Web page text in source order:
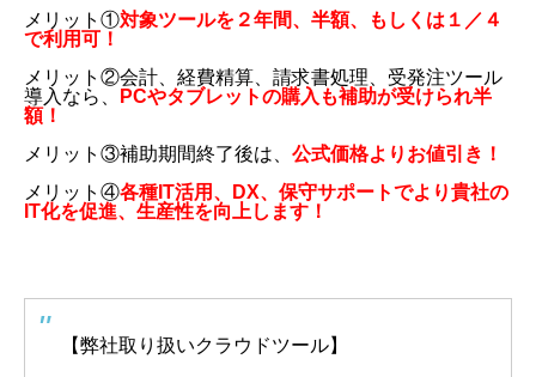
メリット①対象ツールを２年間、半額、もしくは１／４
で利用可！
メリット②会計、経費精算、請求書処理、受発注ツール
導入なら、
PCやタブレットの購入も補助が受けられ半
額！
メリット③補助期間終了後は、 公式価格よりお値引き！
メリット④各種IT活用、DX、保守サポートでより貴社の
IT化を促進、生産性を向上します！
【弊社取り扱いクラウドツール】